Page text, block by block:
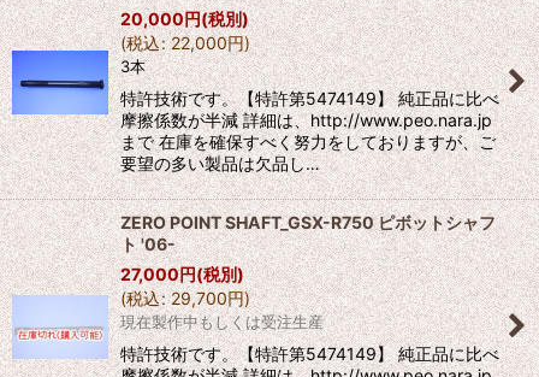
20,000円(税別)
(税込: 22,000円)
3本
特許技術です。【特許第5474149】 純正品に比べ
摩擦係数が半減 詳細は、http://www.peo.nara.jp
まで 在庫を確保すべく努力をしておりますが、ご
要望の多い製品は欠品し…
ZERO POINT SHAFT_GSX-R750 ピボットシャフ
ト '06-
27,000円(税別)
(税込: 29,700円)
現在製作中もしくは受注生産
特許技術です。【特許第5474149】 純正品に比べ